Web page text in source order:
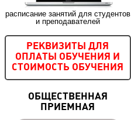
расписание занятий для студентов
и преподавателей
РЕКВИЗИТЫ ДЛЯ
ОПЛАТЫ ОБУЧЕНИЯ И
СТОИМОСТЬ ОБУЧЕНИЯ
ОБЩЕСТВЕННАЯ
ПРИЕМНАЯ